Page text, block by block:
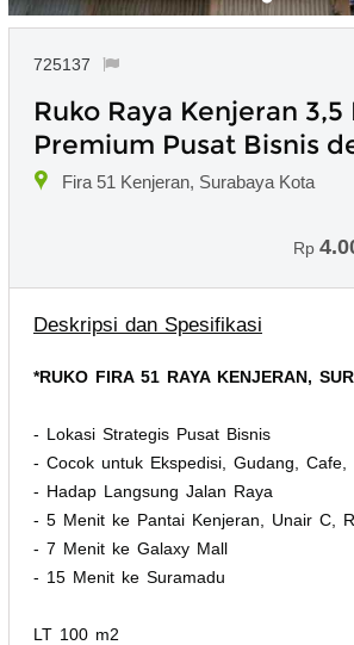
725137
Ruko Raya Kenjeran
Premium Pusat Bisnis
Fira 51 Kenjeran, Surabaya Kota
Rp
Deskripsi dan Spesifikasi
*RUKO FIRA 51 RAYA KENJERAN,
- Lokasi Strategis Pusat Bisnis
- Cocok untuk Ekspedisi, Gudang, Cafe,
- Hadap Langsung Jalan Raya
- 5 Menit ke Pantai Kenjeran, Unair C,
- 7 Menit ke Galaxy Mall
- 15 Menit ke Suramadu
LT 100 m2